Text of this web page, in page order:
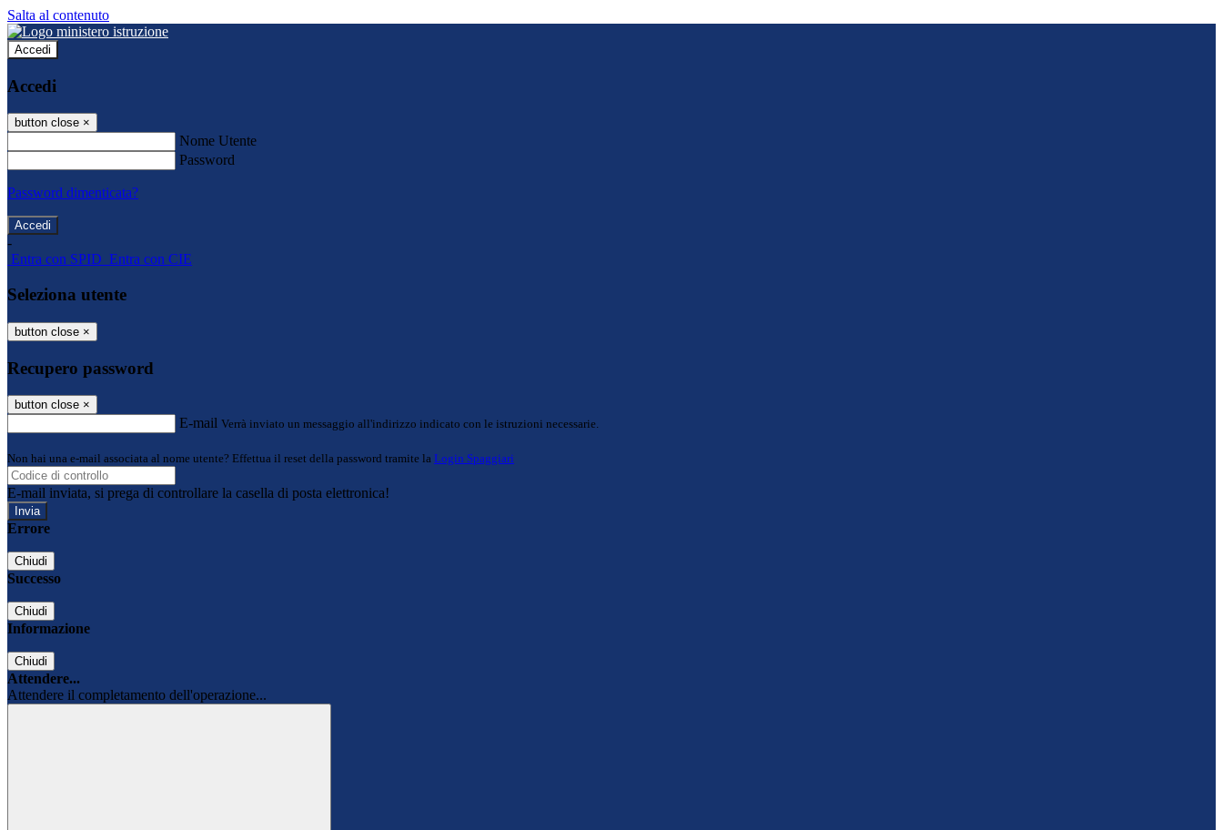
Salta al contenuto
Accedi
Accedi
button close ×
Nome Utente
Password
Password dimenticata?
-
Entra con SPID Entra con CIE
Seleziona utente
button close ×
Recupero password
button close ×
E-mail Verrà inviato un messaggio all'indirizzo indicato con le istruzioni necessarie.
Non hai una e-mail associata al nome utente? Effettua il reset della password tramite la Login Spaggiari
E-mail inviata, si prega di controllare la casella di posta elettronica!
Errore
Chiudi
Successo
Chiudi
Informazione
Chiudi
Attendere...
Attendere il completamento dell'operazione...